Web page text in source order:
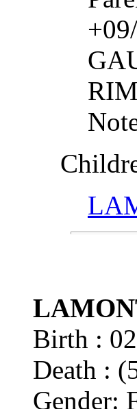
Birth :
Death :
Gender: